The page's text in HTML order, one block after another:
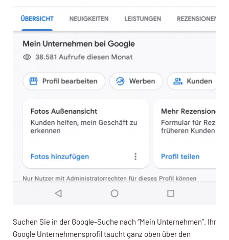
Suchen Sie in der Google-Suche nach “Mein Unternehmen”. Ihr
Google Unternehmensprofil taucht ganz oben über den